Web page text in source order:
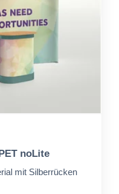
noLite
mit Silberrücken